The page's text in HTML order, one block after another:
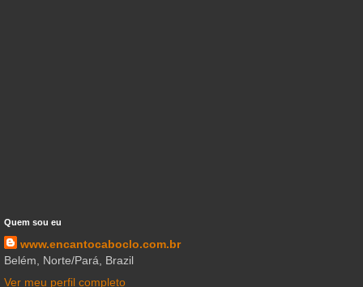
Quem sou eu
www.encantocaboclo.com.br
Belém, Norte/Pará, Brazil
Ver meu perfil completo